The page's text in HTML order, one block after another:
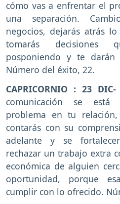
cómo vas a enfrentar el
una separación.
negocios, dejarás atrás
tomarás decisiones
posponiendo y te darán
Número del éxito, 22.
CAPRICORNIO : 23
comunicación se
problema en tu
contarás con su
adelante y se
rechazar un trabajo extra
económica de alguien
oportunidad, porque
cumplir con lo ofrecido.